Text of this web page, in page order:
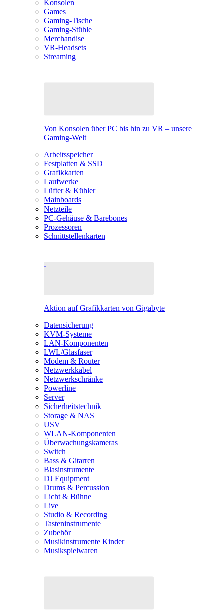
Konsolen
Games
Gaming-Tische
Gaming-Stühle
Merchandise
VR-Headsets
Streaming
Von Konsolen über PC bis hin zu VR – unsere
Gaming-Welt
Arbeitsspeicher
Festplatten & SSD
Grafikkarten
Laufwerke
Lüfter & Kühler
Mainboards
Netzteile
PC-Gehäuse & Barebones
Prozessoren
Schnittstellenkarten
Aktion auf Grafikkarten von Gigabyte
Datensicherung
KVM-Systeme
LAN-Komponenten
LWL/Glasfaser
Modem & Router
Netzwerkkabel
Netzwerkschränke
Powerline
Server
Sicherheitstechnik
Storage & NAS
USV
WLAN-Komponenten
Überwachungskameras
Switch
Bass & Gitarren
Blasinstrumente
DJ Equipment
Drums & Percussion
Licht & Bühne
Live
Studio & Recording
Tasteninstrumente
Zubehör
Musikinstrumente Kinder
Musikspielwaren